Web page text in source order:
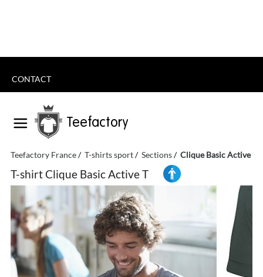
CONTACT
Teefactory
Teefactory France T-shirts sport Sections Clique Basic Active T
T-shirt Clique Basic Active T